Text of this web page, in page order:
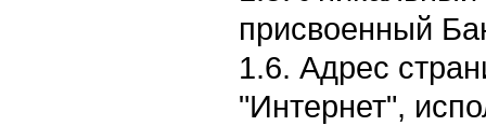
присвоенный
1.6. Адрес
"Интернет",